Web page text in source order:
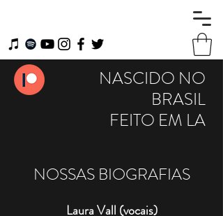
NASCIDO NO
BRASIL
FEITO EM LA
NOSSAS BIOGRAFIAS
Laura Vall (vocais)